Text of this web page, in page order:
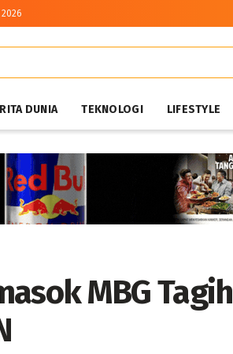
DUNIA TEKNOLOGI LIFESTYLE
MBG Tagih